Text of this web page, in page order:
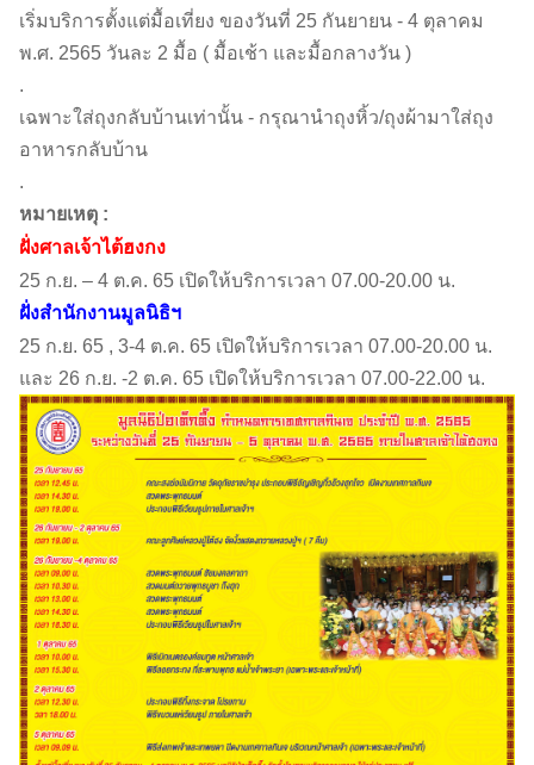
เริ่มบริการตั้งแต่มื้อเที่ยง ของวันที่ 25 กันยายน - 4 ตุลาคม
พ.ศ. 2565 วันละ 2 มื้อ ( มื้อเช้า และมื้อกลางวัน )
.
เฉพาะใส่ถุงกลับบ้านเท่านั้น - กรุณานำถุงหิ้ว/ถุงผ้ามาใส่ถุง
อาหารกลับบ้าน
.
หมายเหตุ :
ฝั่งศาลเจ้าไต้ฮงกง
25 ก.ย. – 4 ต.ค. 65 เปิดให้บริการเวลา 07.00-20.00 น.
ฝั่งสำนักงานมูลนิธิฯ
25 ก.ย. 65 , 3-4 ต.ค. 65 เปิดให้บริการเวลา 07.00-20.00 น.
และ 26 ก.ย. -2 ต.ค. 65 เปิดให้บริการเวลา 07.00-22.00 น.